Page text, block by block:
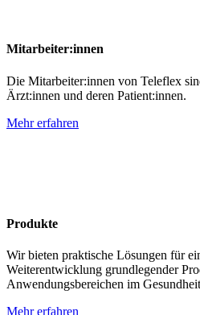
Mitarbeiter:innen
Die Mitarbeiter:innen von Teleflex
Ärzt:innen und deren Patient:innen.
Mehr erfahren
Produkte
Wir bieten praktische Lösungen für
Weiterentwicklung grundlegender
Anwendungsbereichen im
Mehr erfahren